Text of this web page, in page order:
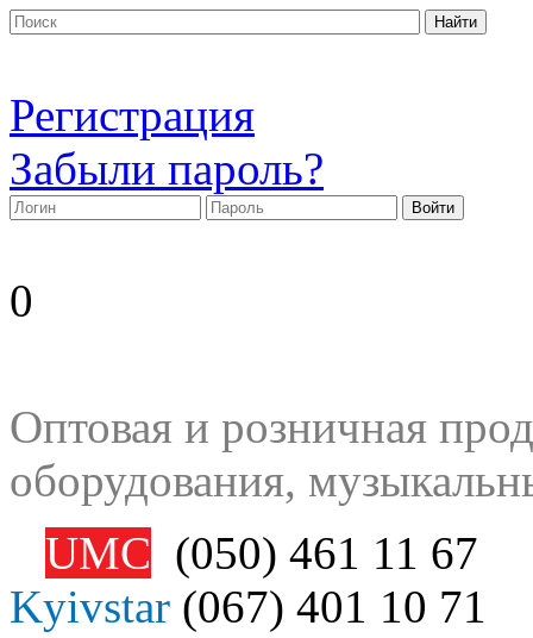
Регистрация
Забыли пароль?
0
Оптовая и розничная
оборудования,
UMC (050) 461 11 67
Kyivstar (067) 401 10 71